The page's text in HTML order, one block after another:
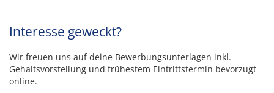
Interesse geweckt?
Wir freuen uns auf deine Bewerbungsunterlagen inkl.
Gehaltsvorstellung und frühestem Eintrittstermin bevorzugt
online.